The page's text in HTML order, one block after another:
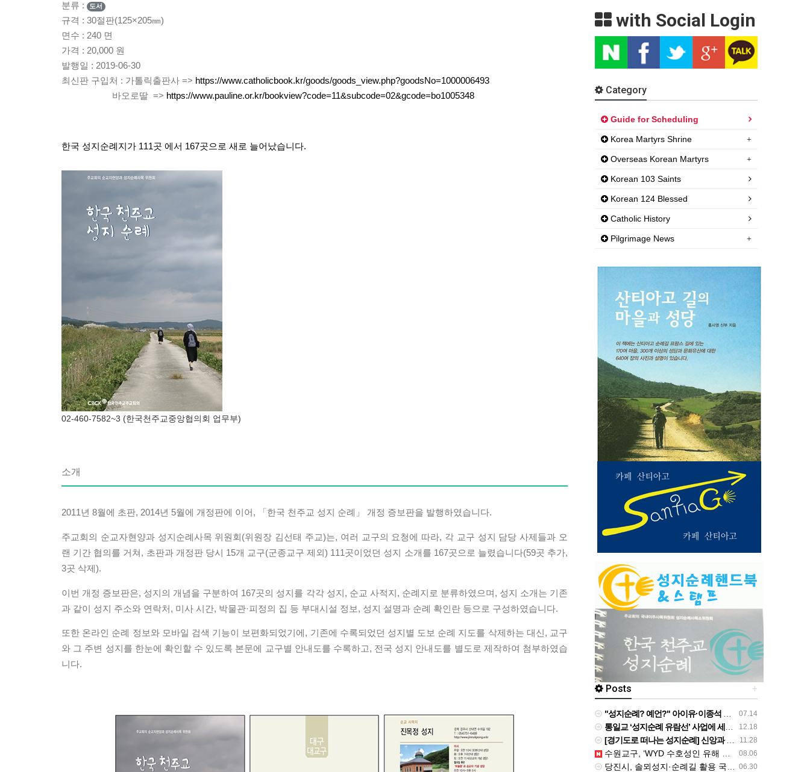
분류 :
도서
규격 : 30절판(125×205㎜)
면수 : 240 면
가격 : 20,000 원
발행일 : 2019-06-30
최신판 구입처 : 가톨릭출판사 => https://www.catholicbook.kr/goods/goods_view.php?goodsNo=1000006493
바오로딸 => https://www.pauline.or.kr/bookview?code=11&subcode=02&gcode=bo1005348
한국 성지순례지가 111곳 에서 167곳으로 새로 늘어났습니다.
02-460-7582~3 (한국천주교중앙협의회 업무부)
소개
2011년 8월에 초판, 2014년 5월에 개정판에 이어, 「한국 천주교 성지 순례」 개정 증보판을 발행하였습니다.
주교회의 순교자현양과 성지순례사목 위원회(위원장 김선태 주교)는, 여러 교구의 요청에 따라, 각 교구 성지 담당 사제들과 오
랜 기간 협의를 거쳐, 초판과 개정판 당시 15개 교구(군종교구 제외) 111곳이었던 성지 소개를 167곳으로 늘렸습니다(59곳 추가,
3곳 삭제).
이번 개정 증보판은, 성지의 개념을 구분하여 167곳의 성지를 각각 성지, 순교 사적지, 순례지로 분류하였으며, 성지 소개는 기존
과 같이 성지 주소와 연락처, 미사 시간, 박물관·피정의 집 등 부대시설 정보, 성지 설명과 순례 확인란 등으로 구성하였습니다.
또한 온라인 순례 정보와 모바일 검색 기능이 보편화되었기에, 기존에 수록되었던 성지별 도보 순례 지도를 삭제하는 대신, 교구
와 그 주변 성지를 한눈에 확인할 수 있도록 본문에 교구별 안내도를 수록하고, 전국 성지 안내도를 별도로 제작하여 첨부하였습
니다.
with Social Login
Category
Guide for Scheduling
Korea Martyrs Shrine
Overseas Korean Martyrs
Korean 103 Saints
Korean 124 Blessed
Catholic History
Pilgrimage News
+
Posts
07.14
"성지순례? 예언?" 아이유·이종석 결별에 무속인 점사까지..과도한 추측 '눈살' [Oh!쎈 초점] - v.daum.net
12.18
통일교 ‘성지순례 유람선’ 사업에 세금 80억 투입 확인 - 뉴스타파
11.28
[경기도로 떠나는 성지순례] 신앙과 사상 겹쳐 쌓은 궤적 역동하는 도시를 이루다 - v.daum.net
08.06
수원교구, ‘WYD 수호성인 유해 순례’ 시작 - catholictimes.org
06.30
당진시, 솔뫼성지·순례길 활용 국가유산사업 7월 본격 시동 - 밥상뉴스